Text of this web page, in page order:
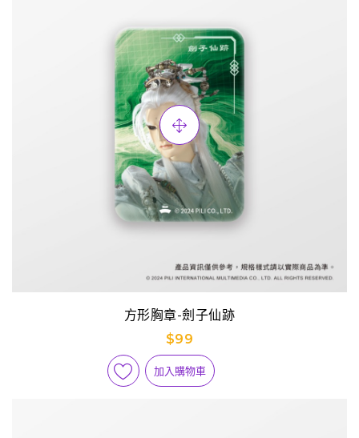
方形胸章-劍子仙跡
$99
加入購物車